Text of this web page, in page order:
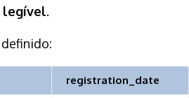
legível.
registration_date